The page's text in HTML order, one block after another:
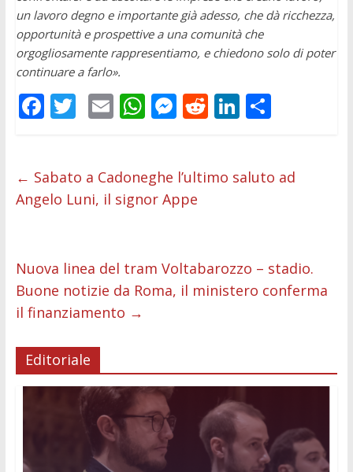
un lavoro degno e importante già adesso, che dà ricchezza,
opportunità e prospettive a una comunità che
orgogliosamente rappresentiamo, e chiedono solo di poter
continuare a farlo».
F
b
o
k
T
er
E
l
W
s
A
p
M
e
n
er
R
di
Li
e
C
di
← Sabato a Cadoneghe l’ultimo saluto ad
Angelo Luni, il signor Appe
Nuova linea del tram Voltabarozzo – stadio.
Buone notizie da Roma, il ministero conferma
il finanziamento →
Editoriale